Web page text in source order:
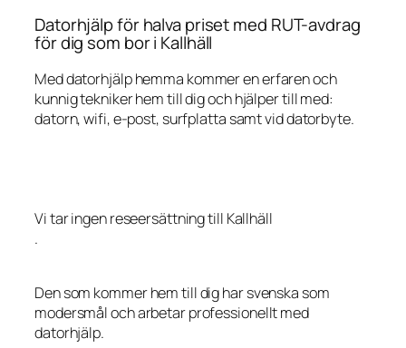
Datorhjälp för halva priset med RUT-avdrag
för dig som bor i Kallhäll
Med datorhjälp hemma kommer en erfaren och
kunnig tekniker hem till dig och hjälper till med:
datorn, wifi, e-post, surfplatta samt vid datorbyte.
Vi tar ingen reseersättning till Kallhäll
.
Den som kommer hem till dig har svenska som
modersmål och arbetar professionellt med
datorhjälp.